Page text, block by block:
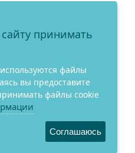
принимать
файлы
вы предоставите
файлы cookie
Соглашаюсь